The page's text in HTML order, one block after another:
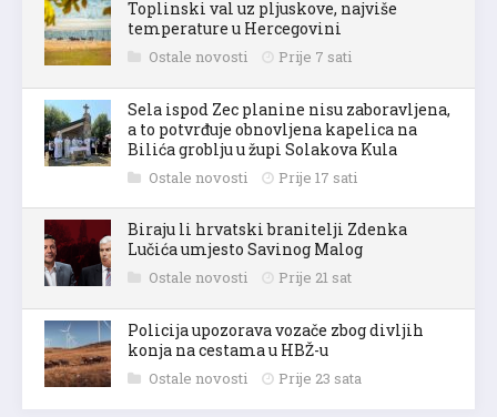
Toplinski val uz pljuskove, najviše
temperature u Hercegovini
Ostale novosti Prije 7 sati
Sela ispod Zec planine nisu zaboravljena,
a to potvrđuje obnovljena kapelica na
Bilića groblju u župi Solakova Kula
Ostale novosti Prije 17 sati
Biraju li hrvatski branitelji Zdenka
Lučića umjesto Savinog Malog
Ostale novosti Prije 21 sat
Policija upozorava vozače zbog divljih
konja na cestama u HBŽ-u
Ostale novosti Prije 23 sata